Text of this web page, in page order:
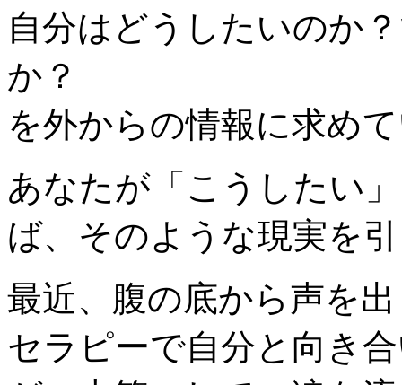
自分はどうしたいのか
か？
を外からの情報に求め
あなたが「こうしたい
ば、そのような現実を
最近、腹の底から声を
セラピーで自分と向き